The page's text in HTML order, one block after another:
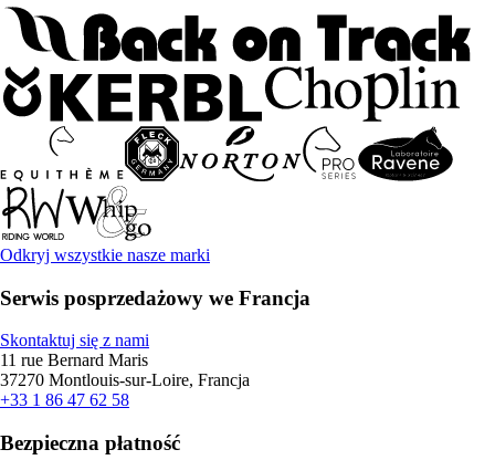
Odkryj wszystkie nasze marki
Serwis posprzedażowy we Francja
Skontaktuj się z nami
11 rue Bernard Maris
37270 Montlouis-sur-Loire, Francja
+33 1 86 47 62 58
Bezpieczna płatność